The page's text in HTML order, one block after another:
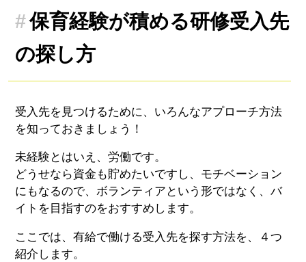
保育経験が積める研修受入先
の探し方
受入先を見つけるために、いろんなアプローチ方法
を知っておきましょう！
未経験とはいえ、労働です。
どうせなら資金も貯めたいですし、モチベーション
にもなるので、ボランティアという形ではなく、バ
イトを目指すのをおすすめします。
ここでは、有給で働ける受入先を探す方法を、４つ
紹介します。